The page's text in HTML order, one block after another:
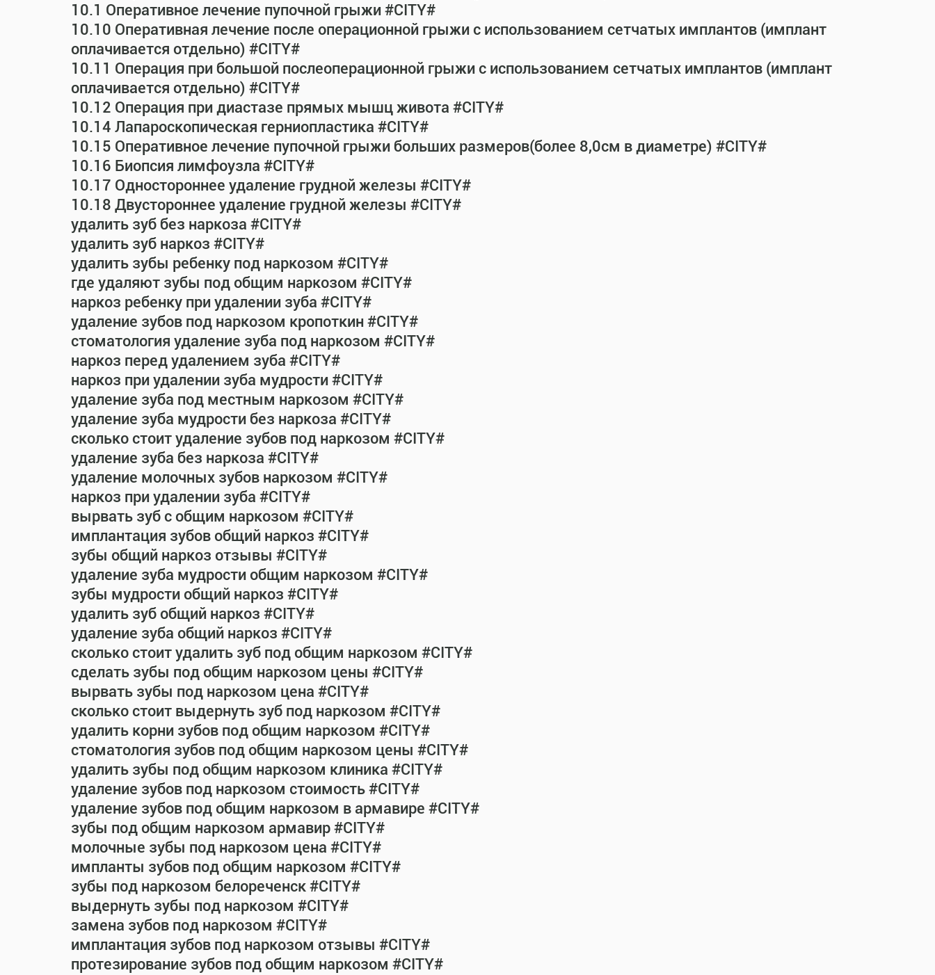
10.1 Оперативное лечение пупочной грыжи #CITY#
10.10 Оперативная лечение после операционной грыжи с использованием сетчатых имплантов (имплант
оплачивается отдельно) #CITY#
10.11 Операция при большой послеоперационной грыжи с использованием сетчатых имплантов (имплант
оплачивается отдельно) #CITY#
10.12 Операция при диастазе прямых мышц живота #CITY#
10.14 Лапароскопическая герниопластика #CITY#
10.15 Оперативное лечение пупочной грыжи больших размеров(более 8,0см в диаметре) #CITY#
10.16 Биопсия лимфоузла #CITY#
10.17 Одностороннее удаление грудной железы #CITY#
10.18 Двустороннее удаление грудной железы #CITY#
удалить зуб без наркоза #CITY#
удалить зуб наркоз #CITY#
удалить зубы ребенку под наркозом #CITY#
где удаляют зубы под общим наркозом #CITY#
наркоз ребенку при удалении зуба #CITY#
удаление зубов под наркозом кропоткин #CITY#
стоматология удаление зуба под наркозом #CITY#
наркоз перед удалением зуба #CITY#
наркоз при удалении зуба мудрости #CITY#
удаление зуба под местным наркозом #CITY#
удаление зуба мудрости без наркоза #CITY#
сколько стоит удаление зубов под наркозом #CITY#
удаление зуба без наркоза #CITY#
удаление молочных зубов наркозом #CITY#
наркоз при удалении зуба #CITY#
вырвать зуб с общим наркозом #CITY#
имплантация зубов общий наркоз #CITY#
зубы общий наркоз отзывы #CITY#
удаление зуба мудрости общим наркозом #CITY#
зубы мудрости общий наркоз #CITY#
удалить зуб общий наркоз #CITY#
удаление зуба общий наркоз #CITY#
сколько стоит удалить зуб под общим наркозом #CITY#
сделать зубы под общим наркозом цены #CITY#
вырвать зубы под наркозом цена #CITY#
сколько стоит выдернуть зуб под наркозом #CITY#
удалить корни зубов под общим наркозом #CITY#
стоматология зубов под общим наркозом цены #CITY#
удалить зубы под общим наркозом клиника #CITY#
удаление зубов под наркозом стоимость #CITY#
удаление зубов под общим наркозом в армавире #CITY#
зубы под общим наркозом армавир #CITY#
молочные зубы под наркозом цена #CITY#
импланты зубов под общим наркозом #CITY#
зубы под наркозом белореченск #CITY#
выдернуть зубы под наркозом #CITY#
замена зубов под наркозом #CITY#
имплантация зубов под наркозом отзывы #CITY#
протезирование зубов под общим наркозом #CITY#